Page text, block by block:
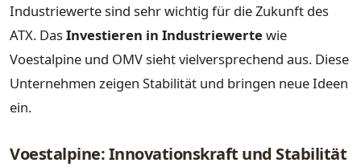
Industriewerte sind sehr wichtig für die Zukunft des
ATX. DasInvestieren in Industriewerte wie
Voestalpine und OMV sieht vielversprechend aus. Diese
Unternehmen zeigen Stabilität und bringen neue Ideen
ein.
Voestalpine: Innovationskraft und Stabilität